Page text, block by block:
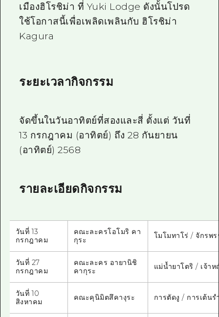
เมืองฮิโรชิม่า ที่ Yuki Lodge ดังนั้นโปรด
ใช้โอกาสนี้เพื่อเพลิดเพลินกับ ฮิโรชิม่า
Kagura
ระยะเวลากิจกรรม
จัดขึ้นในวันอาทิตย์ที่สองและสี่ ตั้งแต่ วันที่
13 กรกฎาคม (อาทิตย์) ถึง 28 กันยายน
(อาทิตย์) 2568
รายละเอียดกิจกรรม
วันที่ 13
กรกฎาคม
คณะละครโอโมริ คา
กุระ
โมโมทาโร่ / จักรพ
วันที่ 27
กรกฎาคม
คณะละคร อายานิชิ
คากุระ
แม่น้ำยาโตริ / เจ้า
วันที่ 10
สิงหาคม
คณะคุนิมิตสึคางุระ การตัดงู / การเต้น